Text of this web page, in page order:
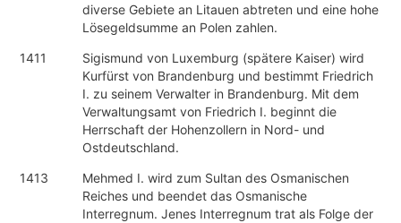
diverse Gebiete an Litauen abtreten und eine hohe
Lösegeldsumme an Polen zahlen.
1411
Sigismund von Luxemburg (spätere Kaiser) wird
Kurfürst von Brandenburg und bestimmt Friedrich
I. zu seinem Verwalter in Brandenburg. Mit dem
Verwaltungsamt von Friedrich I. beginnt die
Herrschaft der Hohenzollern in Nord- und
Ostdeutschland.
1413
Mehmed I. wird zum Sultan des Osmanischen
Reiches und beendet das Osmanische
Interregnum. Jenes Interregnum trat als Folge der